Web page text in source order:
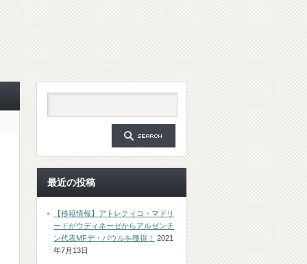
最近の投稿
【移籍情報】アトレティコ・マドリ
ードがウディネーゼからアルゼンチ
ン代表MFデ・パウルを獲得！
2021
年7月13日